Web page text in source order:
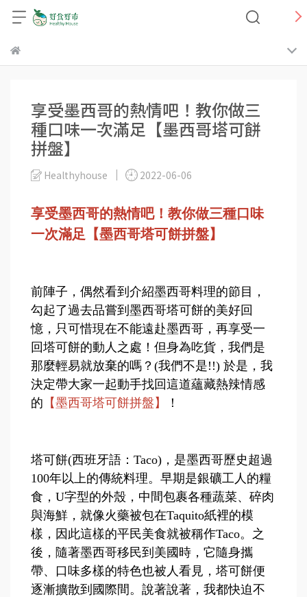
享受墨西哥的熱情吧！教你做三
種口味一次滿足【墨西哥塔可餅
拼盤】
Healthyhouse 2022-06-06
享受墨西哥的熱情吧！教你做三種口味
一次滿足【墨西哥塔可餅拼盤】
前陣子，偶然看到介紹墨西哥料理的節目，
勾起了過去品嘗到墨西哥塔可餅的美好回
憶，只可惜現在不能遠赴墨西哥，再享受一
回塔可餅的動人之處！但身為吃貨，我們是
那麼輕易就放棄的嗎？(我們不是!!) 於是，我
決定帶大家一起動手找回這道蘊藏熱辣情感
的 【墨西哥塔可餅拼盤】 ！
塔可餅(西班牙語：Taco)，是墨西哥歷史超過
100年以上的傳統料理。早期是銀礦工人的糧
食，U字型的外殼，中間包裹各種蔬菜、碎肉
與海鮮，就像火藥被包在Taquito紙裡的模
樣，因此這樣的平民美食就被稱作Taco。之
後，隨著墨西哥移民到美國時，它隨身攜
帶、口味多樣的特色也被人看見，塔可餅便
逐漸擴散到國際間。說著說著，我都快迫不